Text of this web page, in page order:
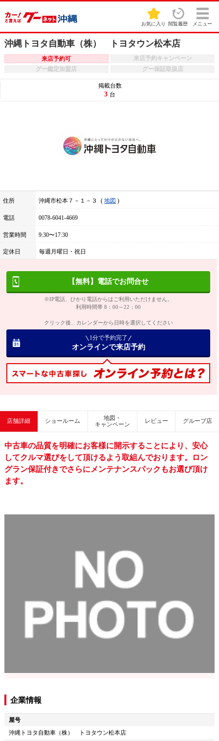
お気に入り 閲覧履歴 メニュー
沖縄トヨタ自動車（株） トヨタウン松本店
来店予約可
来店予約キャンペーン
グー鑑定加盟店
グー保証取扱店
住所 沖縄市松本７－１－３ 地図
電話 0078-6041-4669
営業時間 9:30〜17:30
定休日 毎週月曜日・祝日
掲載台数
3 台
【無料】電話でお問合せ
※IP電話、ひかり電話からはご利用いただけません。
利用時間帯 8：00～22：00
クリック後、カレンダーから日時を選択してください
1分で予約完了
オンラインで来店予約
店舗詳細 ショールーム
地図・
キャンペーン
レビュー グループ店
中古車の品質を明確にお客様に開示することにより、安心
してクルマ選びをして頂けるよう取組んでおります。ロン
グラン保証付きでさらにメンテナンスパックもお選び頂け
ます。
企業情報
屋号
沖縄トヨタ自動車（株） トヨタウン松本店